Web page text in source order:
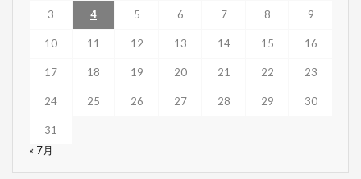
3 4 5 6 7 8 9
10 11 12 13 14 15 16
17 18 19 20 21 22 23
24 25 26 27 28 29 30
31
« 7月